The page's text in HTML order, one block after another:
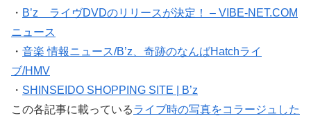
・ B’z ライヴDVDのリリースが決定！ – VIBE-NET.COM
ニュース
・ 音楽 情報ニュース/B’z、奇跡のなんばHatchライ
ブ/HMV
・ SHINSEIDO SHOPPING SITE | B’z
この各記事に載っているライブ時の写真をコラージュした